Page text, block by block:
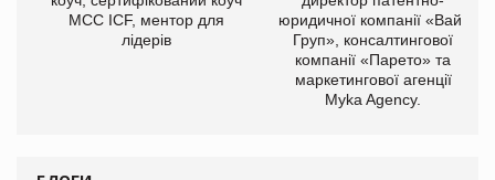
МСС ICF, ментор для
лідерів
юридичної компанії «Вайз
Груп», консалтингової
компанії «Парето» та
маркетингової агенції
Myka Agency.